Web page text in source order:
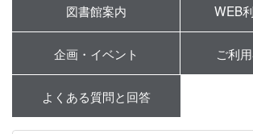
図書館案内 WEB
企画・イベント ご利
よくある質問と回答